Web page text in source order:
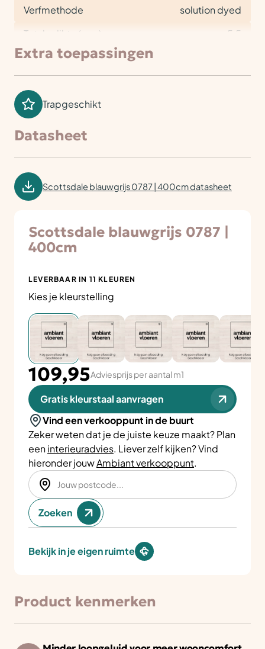
Verfmethode
solution dyed
Totale dikte (mm)
5,5
Extra toepassingen
Trapgeschikt
Datasheet
Scottsdale blauwgrijs 0787 | 400cm datasheet
Scottsdale blauwgrijs 0787 |
400cm
LEVERBAAR IN 11 KLEUREN
Kies je kleurstelling
109,95Adviesprijs per aantal m1
Gratis kleurstaal aanvragen
Vind een verkooppunt in de buurt
Zeker weten dat je de juiste keuze maakt? Plan
eeninterieuradvies. Liever zelf kijken? Vind
hieronder jouwAmbiant verkooppunt.
Zoeken
Bekijk in je eigen ruimte
Product kenmerken